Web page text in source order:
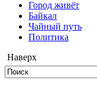
Город живёт
Байкал
Чайный путь
Политика
Наверх